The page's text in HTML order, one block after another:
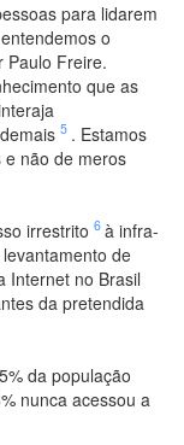
para lidarem
o
Paulo Freire.
que as
5 . Estamos
não de meros
irrestrito 6 à infra-
de
Internet no Brasil
da pretendida
da população
nunca acessou a